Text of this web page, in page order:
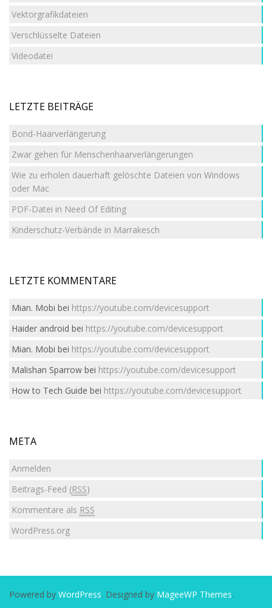
Vektorgrafikdateien
Verschlüsselte Dateien
Videodatei
LETZTE BEITRÄGE
Bond-Haarverlängerung
Zwar gehen für Menschenhaarverlängerungen
Wie zu erholen dauerhaft gelöschte Dateien von Windows
oder Mac
PDF-Datei in Need Of Editing
Kinderschutz-Verbände in Marrakesch
LETZTE KOMMENTARE
Mian. Mobi bei https://youtube.com/devicesupport
Haider android bei https://youtube.com/devicesupport
Mian. Mobi bei https://youtube.com/devicesupport
Malishan Sparrowbei https://youtube.com/devicesupport
How to Tech Guide bei https://youtube.com/devicesupport
META
Anmelden
Beitrags-Feed (RSS)
Kommentare als RSS
WordPress.org
Powered by WordPress. Designed by MageeWP Themes.